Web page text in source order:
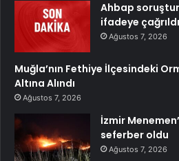
Ahbap
ifadeye çağrıldı
Ağustos 7, 2026
Muğla’nın Fethiye İlçesindeki
Altına Alındı
Ağustos 7, 2026
İzmir
seferber oldu
Ağustos 7, 2026